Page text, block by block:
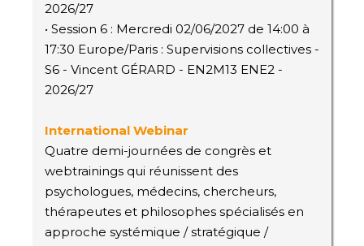
2026/27
• Session 6 : Mercredi 02/06/2027 de 14:00 à
17:30 Europe/Paris : Supervisions collectives -
S6 - Vincent GÉRARD - EN2M13 ENE2 -
2026/27
International Webinar
Quatre demi-journées de congrès et
webtrainings qui réunissent des
psychologues, médecins, chercheurs,
thérapeutes et philosophes spécialisés en
approche systémique / stratégique /